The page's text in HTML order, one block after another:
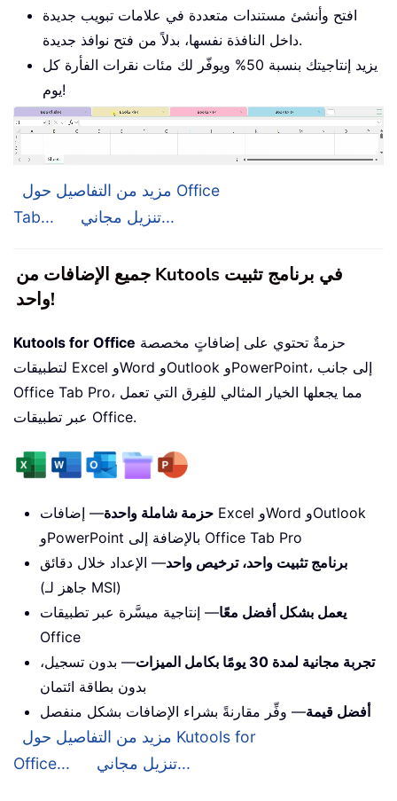
افتح وأنشئ مستندات متعددة في علامات تبويب جديدة
داخل النافذة نفسها، بدلاً من فتح نوافذ جديدة.
يزيد إنتاجيتك بنسبة 50% ويوفّر لك مئات نقرات الفأرة كل
يوم!
مزيد من التفاصيل حول Office
Tab...
تنزيل مجاني...
جميع الإضافات من Kutools في برنامج تثبيت
واحد!
Kutools for Office
لتطبيقات Excel وWord وOutlook وPowerPoint، إلى جانب
Office Tab Pro، مما يجعلها الخيار المثالي للفِرق التي تعمل
عبر تطبيقات Office.
حزمة شاملة واحدة— إضافات Excel وWord وOutlook
وPowerPoint بالإضافة إلى Office Tab Pro
برنامج تثبيت واحد، ترخيص واحد— الإعداد خلال دقائق
(جاهز لـ MSI)
يعمل بشكل أفضل معًا— إنتاجية ميسَّرة عبر تطبيقات
Office
تجربة مجانية لمدة 30 يومًا بكامل الميزات
— بدون تسجيل،
بدون بطاقة ائتمان
أفضل قيمة— وفِّر مقارنةً بشراء الإضافات بشكل منفصل
مزيد من التفاصيل حول Kutools for
Office...
تنزيل مجاني...